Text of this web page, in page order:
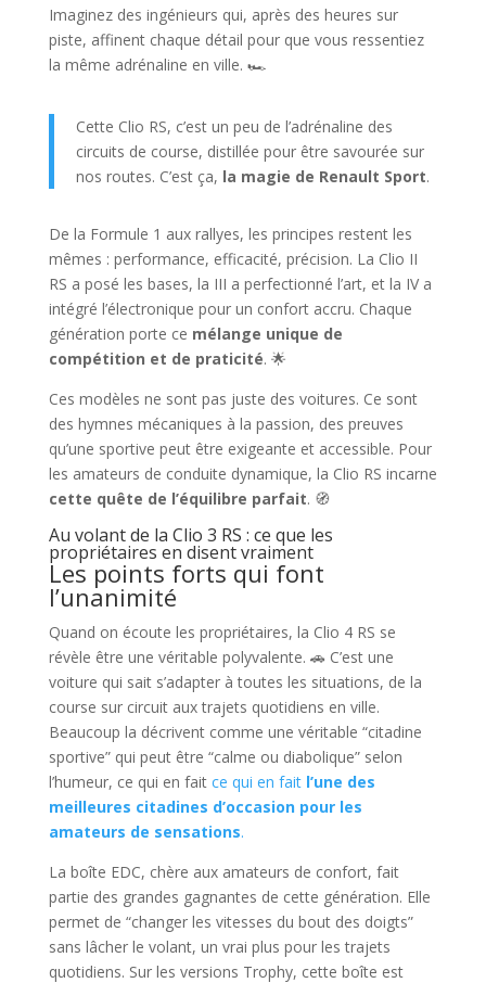
Imaginez des ingénieurs qui, après des heures sur
piste, affinent chaque détail pour que vous ressentiez
la même adrénaline en ville. 🏎️
Cette Clio RS, c’est un peu de l’adrénaline des
circuits de course, distillée pour être savourée sur
nos routes. C’est ça, la magie de Renault Sport.
De la Formule 1 aux rallyes, les principes restent les
mêmes : performance, efficacité, précision. La Clio II
RS a posé les bases, la III a perfectionné l’art, et la IV a
intégré l’électronique pour un confort accru. Chaque
génération porte ce mélange unique de
compétition et de praticité. 🌟
Ces modèles ne sont pas juste des voitures. Ce sont
des hymnes mécaniques à la passion, des preuves
qu’une sportive peut être exigeante et accessible. Pour
les amateurs de conduite dynamique, la Clio RS incarne
cette quête de l’équilibre parfait. 🧭
Au volant de la Clio 3 RS : ce que les
propriétaires en disent vraiment
Les points forts qui font
l’unanimité
Quand on écoute les propriétaires, la Clio 4 RS se
révèle être une véritable polyvalente. 🚗 C’est une
voiture qui sait s’adapter à toutes les situations, de la
course sur circuit aux trajets quotidiens en ville.
Beaucoup la décrivent comme une véritable “citadine
sportive” qui peut être “calme ou diabolique” selon
l’humeur, ce qui en fait ce qui en fait l’une des
meilleures citadines d’occasion pour les
amateurs de sensations.
La boîte EDC, chère aux amateurs de confort, fait
partie des grandes gagnantes de cette génération. Elle
permet de “changer les vitesses du bout des doigts”
sans lâcher le volant, un vrai plus pour les trajets
quotidiens. Sur les versions Trophy, cette boîte est